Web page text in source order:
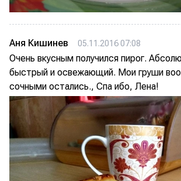
Аня Кишинев 05.11.2016 07:08
Очень вкусным получился пирог.
быстрый и освежающий. Мои груши
сочными остались., Спа ибо, Лена!